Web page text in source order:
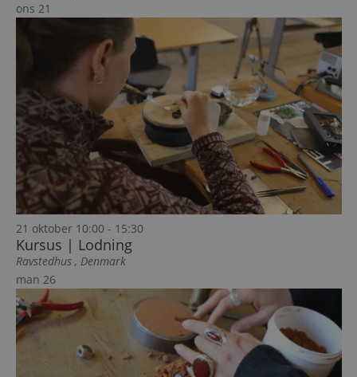
ons 21
21 oktober 10:00 - 15:30
Kursus | Lodning
Ravstedhus , Denmark
man 26